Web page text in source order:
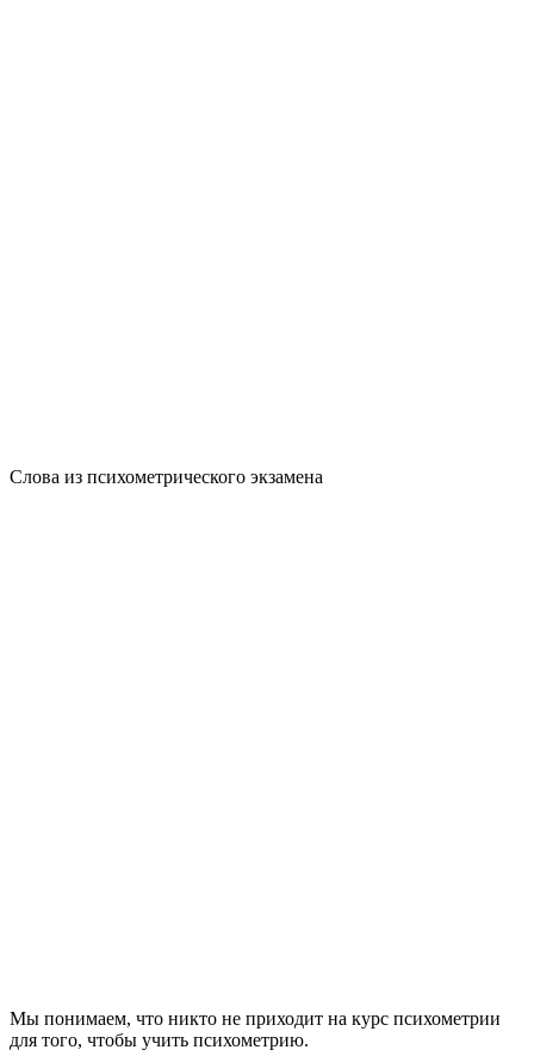
Слова из психометрического экзамена
Мы понимаем, что никто не приходит на курс психометрии
для того, чтобы учить психометрию.